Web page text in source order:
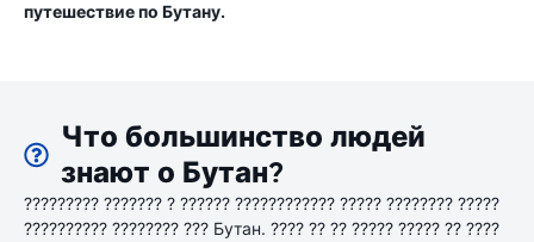
путешествие по Бутану.
Что большинство людей
знают о Бутан?
????????? ??????? ? ?????? ???????????? ????? ???????? ?????
?????????? ???????? ??? Бутан. ???? ?? ?? ????? ????? ?? ????